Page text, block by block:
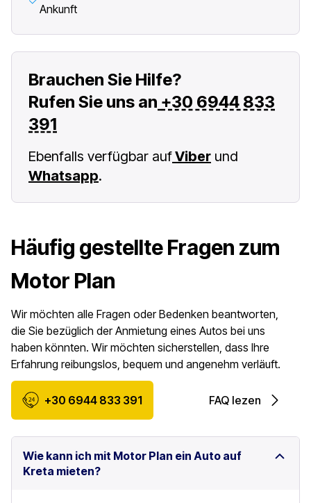
Ankunft
Brauchen Sie Hilfe?
Rufen Sie uns an +30 6944 833
391
Ebenfalls verfügbar aufViber und
Whatsapp.
Häufig gestellte Fragen zum
Motor Plan
Wir möchten alle Fragen oder Bedenken beantworten,
die Sie bezüglich der Anmietung eines Autos bei uns
haben könnten. Wir möchten sicherstellen, dass Ihre
Erfahrung reibungslos, bequem und angenehm verläuft.
+30 6944 833 391 FAQ lezen
Wie kann ich mit Motor Plan ein Auto auf
Kreta mieten?